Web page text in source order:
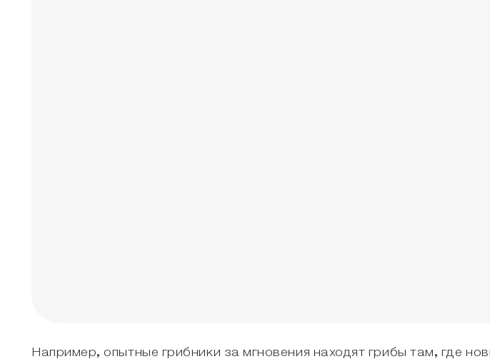
Например, опытные грибники за мгновения находят грибы там, где